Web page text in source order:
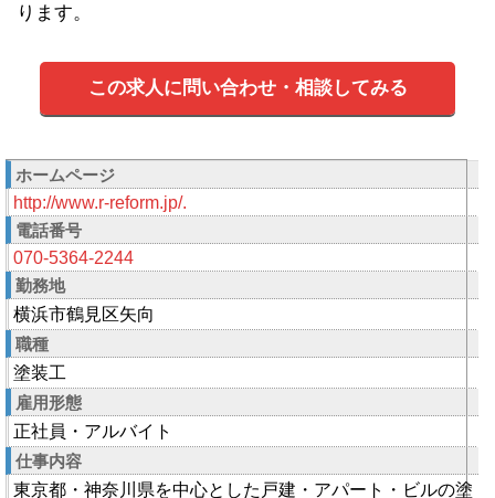
ります。
この求人に問い合わせ・相談してみる
ホームページ
http://www.r-reform.jp/.
電話番号
070-5364-2244
勤務地
横浜市鶴見区矢向
職種
塗装工
雇用形態
正社員・アルバイト
仕事内容
東京都・神奈川県を中心とした戸建・アパート・ビルの塗